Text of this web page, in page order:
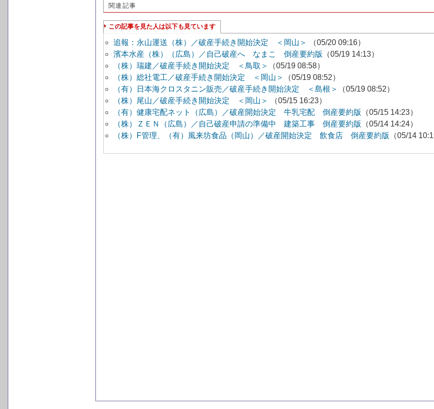
関連記事
この記事を見た人は以下も見ています
追報：永山運送（株）／破産手続き開始決定 ＜岡山＞
（05/20 09:16）
濱本水産（株）（広島）／自己破産へ なまこ 倒産要約版
（05/19 14:13）
（株）瑞建／破産手続き開始決定 ＜鳥取＞
（05/19 08:58）
（株）総社電工／破産手続き開始決定 ＜岡山＞
（05/19 08:52）
（有）日本海クロスタニン販売／破産手続き開始決定 ＜島根＞
（05/19 08:52）
（株）尾山／破産手続き開始決定 ＜岡山＞
（05/15 16:23）
（有）健康宅配ネット（広島）／破産開始決定 牛乳宅配 倒産要約版
（05/15 14:23）
（株）ＺＥＮ（広島）／自己破産申請の準備中 建築工事 倒産要約版
（05/14 14:24）
（株）F管理、（有）風来坊食品（岡山）／破産開始決定 飲食店 倒産要約版
（05/14